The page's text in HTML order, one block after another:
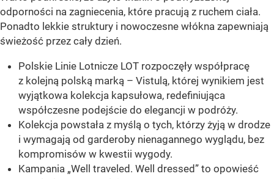
odporności na zagniecenia, które pracują z ruchem ciała.
Ponadto lekkie struktury i nowoczesne włókna zapewniają
świeżość przez cały dzień.
Polskie Linie Lotnicze LOT rozpoczęły współpracę
z kolejną polską marką – Vistulą, której wynikiem jest
wyjątkowa kolekcja kapsułowa, redefiniująca
współczesne podejście do elegancji w podróży.
Kolekcja powstała z myślą o tych, którzy żyją w drodze
i wymagają od garderoby nienagannego wyglądu, bez
kompromisów w kwestii wygody.
Kampania „Well traveled. Well dressed” to opowieść